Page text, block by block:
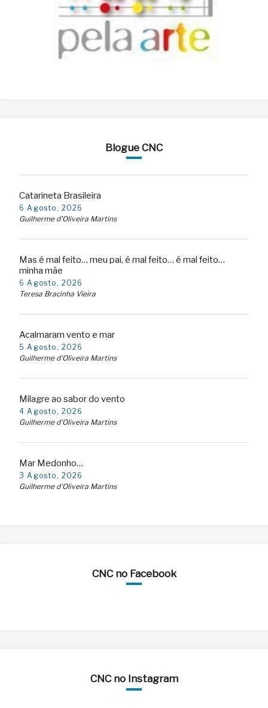
Blogue CNC
Catarineta Brasileira
6 Agosto, 2026
Guilherme d'Oliveira Martins
Mas é mal feito… meu pai, é mal feito… é mal feito…
minha mãe
6 Agosto, 2026
Teresa Bracinha Vieira
Acalmaram vento e mar
5 Agosto, 2026
Guilherme d'Oliveira Martins
Milagre ao sabor do vento
4 Agosto, 2026
Guilherme d'Oliveira Martins
Mar Medonho…
3 Agosto, 2026
Guilherme d'Oliveira Martins
CNC no Facebook
CNC no Instagram